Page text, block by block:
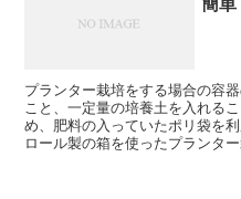
簡単
プランター栽培をする場合の容
こと、一定量の培養土を入れる
め、肥料の入っていたポリ袋を
ロール製の箱を使ったプランタ